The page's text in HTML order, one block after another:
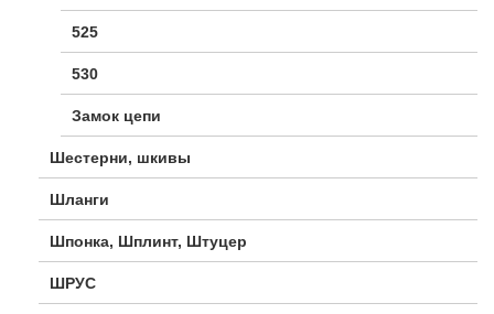
525
530
Замок цепи
Шестерни, шкивы
Шланги
Шпонка, Шплинт, Штуцер
ШРУС